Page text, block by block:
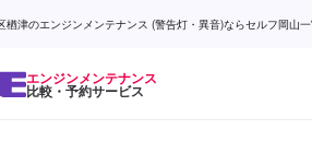
楢津のエンジンメンテナンス (警告灯・異音)ならセルフ岡山
エンジンメンテナンス
比較・予約サービス